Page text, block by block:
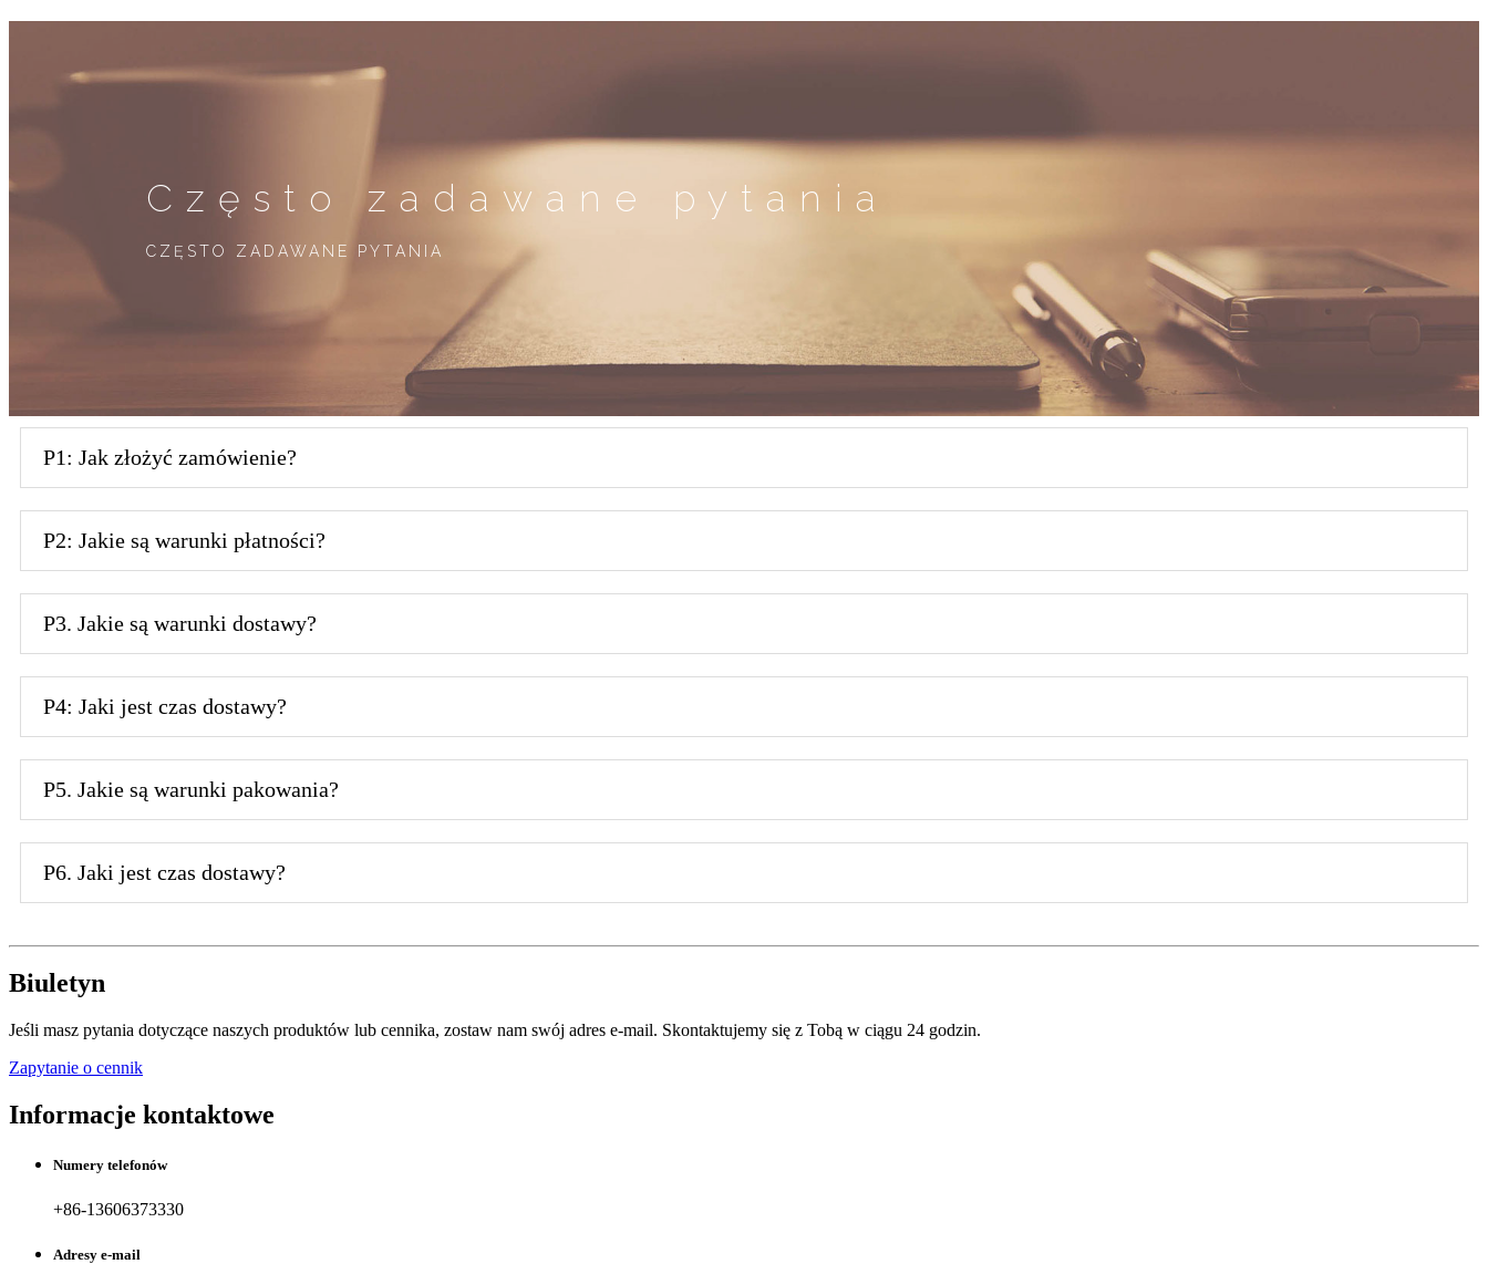
Często zadawane pytania
CZĘSTO ZADAWANE PYTANIA
P1: Jak złożyć zamówienie?
P2: Jakie są warunki płatności?
P3. Jakie są warunki dostawy?
P4: Jaki jest czas dostawy?
P5. Jakie są warunki pakowania?
P6. Jaki jest czas dostawy?
Biuletyn
Jeśli masz pytania dotyczące naszych produktów lub cennika, zostaw nam swój adres e-mail. Skontaktujemy się z Tobą w ciągu 24 godzin.
Zapytanie o cennik
Informacje kontaktowe
Numery telefonów
+86-13606373330
Adresy e-mail